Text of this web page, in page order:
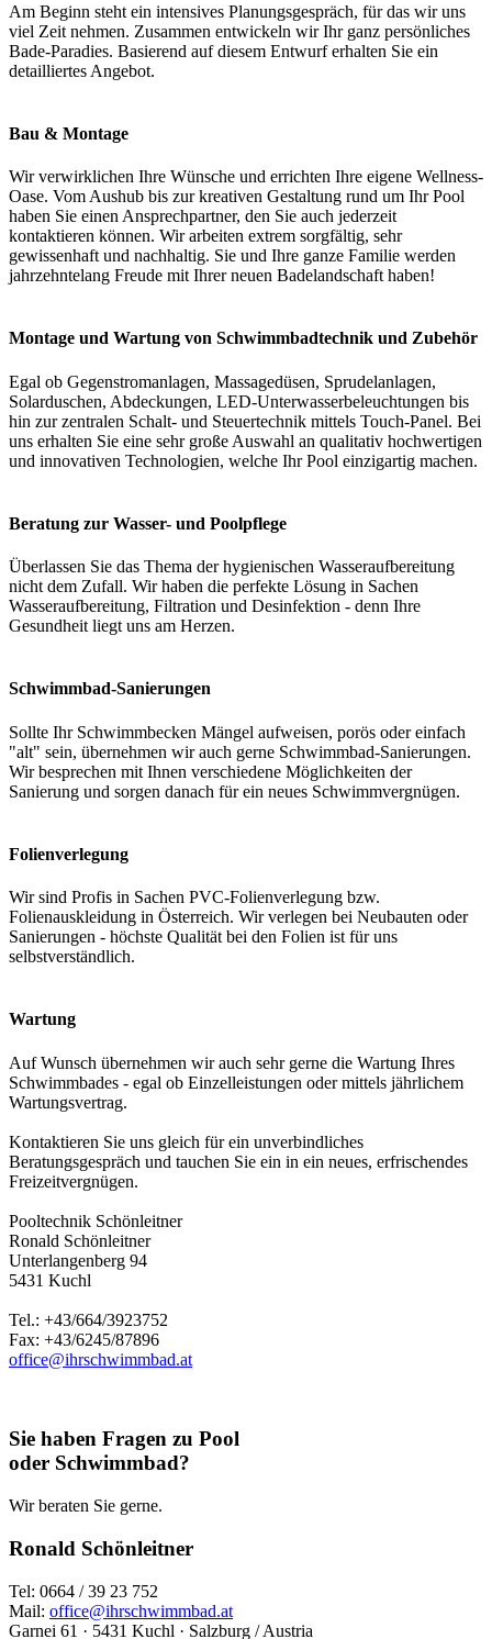
Am Beginn steht ein intensives Planungsgespräch, für das wir uns
viel Zeit nehmen. Zusammen entwickeln wir Ihr ganz persönliches
Bade-Paradies. Basierend auf diesem Entwurf erhalten Sie ein
detailliertes Angebot.
Bau & Montage
Wir verwirklichen Ihre Wünsche und errichten Ihre eigene Wellness-
Oase. Vom Aushub bis zur kreativen Gestaltung rund um Ihr Pool
haben Sie einen Ansprechpartner, den Sie auch jederzeit
kontaktieren können. Wir arbeiten extrem sorgfältig, sehr
gewissenhaft und nachhaltig. Sie und Ihre ganze Familie werden
jahrzehntelang Freude mit Ihrer neuen Badelandschaft haben!
Montage und Wartung von Schwimmbadtechnik und Zubehör
Egal ob Gegenstromanlagen, Massagedüsen, Sprudelanlagen,
Solarduschen, Abdeckungen, LED-Unterwasserbeleuchtungen bis
hin zur zentralen Schalt- und Steuertechnik mittels Touch-Panel. Bei
uns erhalten Sie eine sehr große Auswahl an qualitativ hochwertigen
und innovativen Technologien, welche Ihr Pool einzigartig machen.
Beratung zur Wasser- und Poolpflege
Überlassen Sie das Thema der hygienischen Wasseraufbereitung
nicht dem Zufall. Wir haben die perfekte Lösung in Sachen
Wasseraufbereitung, Filtration und Desinfektion - denn Ihre
Gesundheit liegt uns am Herzen.
Schwimmbad-Sanierungen
Sollte Ihr Schwimmbecken Mängel aufweisen, porös oder einfach
"alt" sein, übernehmen wir auch gerne Schwimmbad-Sanierungen.
Wir besprechen mit Ihnen verschiedene Möglichkeiten der
Sanierung und sorgen danach für ein neues Schwimmvergnügen.
Folienverlegung
Wir sind Profis in Sachen PVC-Folienverlegung bzw.
Folienauskleidung in Österreich. Wir verlegen bei Neubauten oder
Sanierungen - höchste Qualität bei den Folien ist für uns
selbstverständlich.
Wartung
Auf Wunsch übernehmen wir auch sehr gerne die Wartung Ihres
Schwimmbades - egal ob Einzelleistungen oder mittels jährlichem
Wartungsvertrag.
Kontaktieren Sie uns gleich für ein unverbindliches
Beratungsgespräch und tauchen Sie ein in ein neues, erfrischendes
Freizeitvergnügen.
Pooltechnik Schönleitner
Ronald Schönleitner
Unterlangenberg 94
5431 Kuchl
Tel.: +43/664/3923752
Fax: +43/6245/87896
office@ihrschwimmbad.at
Sie haben Fragen zu Pool
oder Schwimmbad?
Wir beraten Sie gerne.
Ronald Schönleitner
Tel: 0664 / 39 23 752
Mail: office@ihrschwimmbad.at
Garnei 61 · 5431 Kuchl · Salzburg / Austria